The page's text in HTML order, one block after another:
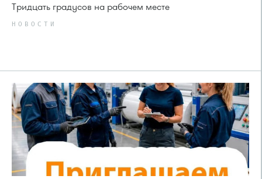
Тридцать градусов на рабочем месте
НОВОСТИ